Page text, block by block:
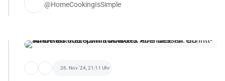
@HomeCookingIsSimple
26. Nov '24, 21:11 Uhr